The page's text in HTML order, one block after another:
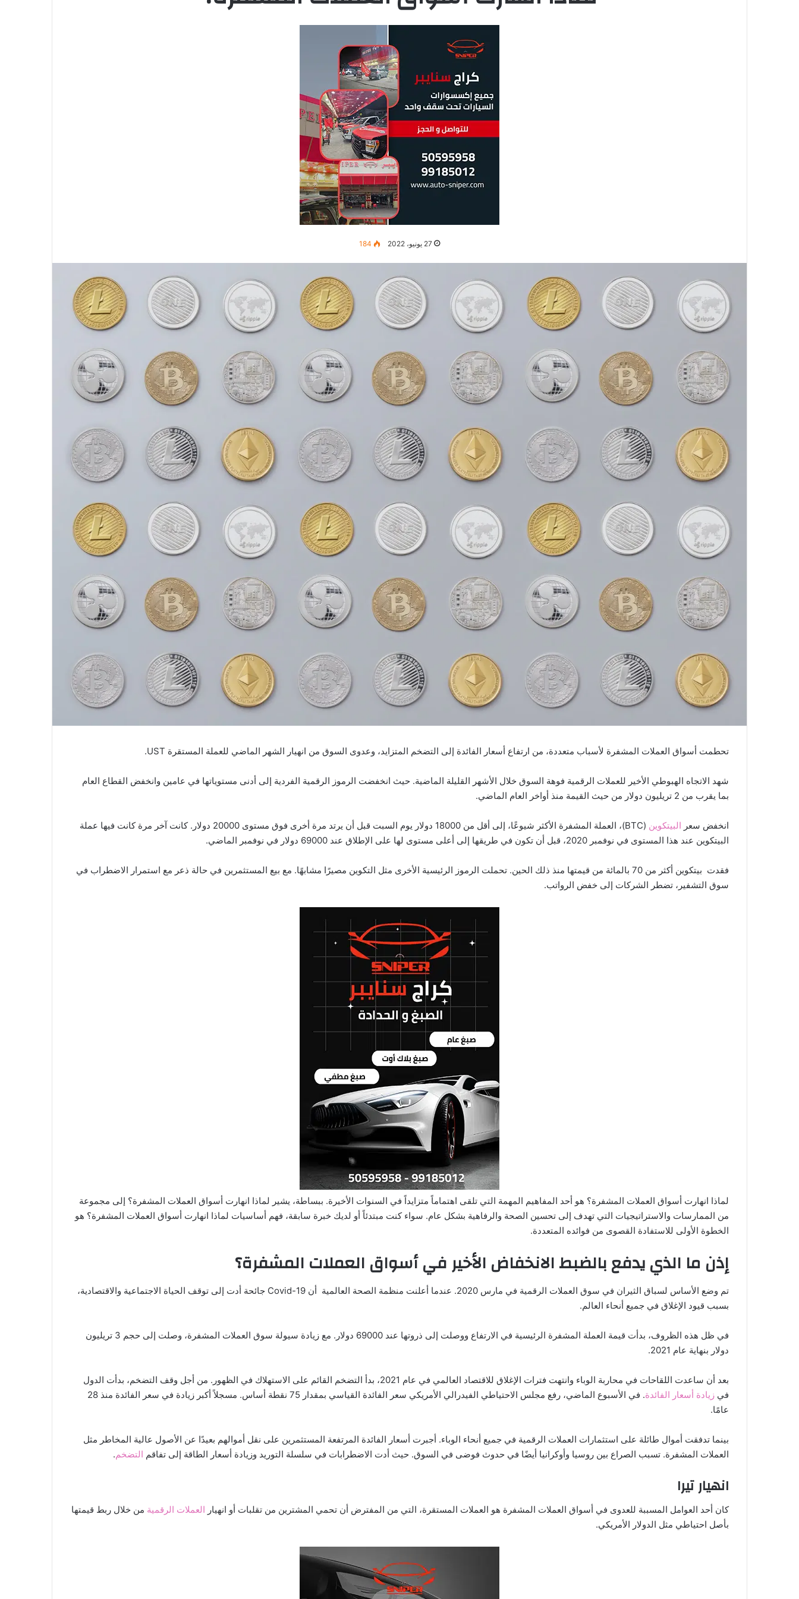
27 يونيو، 2022 184
تحطمت أسواق العملات المشفرة لأسباب متعددة، من ارتفاع أسعار الفائدة إلى التضخم المتزايد، وعدوى السوق من انهيار الشهر الماضي للعملة المستقرة UST.
شهد الاتجاه الهبوطي الأخير للعملات الرقمية فوهة السوق خلال الأشهر القليلة الماضية. حيث انخفضت الرموز الرقمية الفردية إلى أدنى مستوياتها في عامين وانخفض القطاع العام
بما يقرب من 2 تريليون دولار من حيث القيمة منذ أواخر العام الماضي.
انخفض سعر البيتكوين
(BTC)، العملة المشفرة الأكثر شيوعًا، إلى أقل من 18000 دولار يوم السبت قبل أن يرتد مرة أخرى فوق مستوى 20000 دولار. كانت آخر مرة كانت فيها عملة
البيتكوين عند هذا المستوى في نوفمبر 2020، قبل أن تكون في طريقها إلى أعلى مستوى لها على الإطلاق عند 69000 دولار في نوفمبر الماضي.
فقدت بيتكوين أكثر من 70 بالمائة من قيمتها منذ ذلك الحين. تحملت الرموز الرئيسية الأخرى مثل التكوين مصيرًا مشابهًا. مع بيع المستثمرين في حالة ذعر مع استمرار الاضطراب في
سوق التشفير، تضطر الشركات إلى خفض الرواتب.
لماذا انهارت أسواق العملات المشفرة؟ هو أحد المفاهيم المهمة التي تلقى اهتماماً متزايداً في السنوات الأخيرة. ببساطة، يشير لماذا انهارت أسواق العملات المشفرة؟ إلى مجموعة
من الممارسات والاستراتيجيات التي تهدف إلى تحسين الصحة والرفاهية بشكل عام. سواء كنت مبتدئاً أو لديك خبرة سابقة، فهم أساسيات لماذا انهارت أسواق العملات المشفرة؟ هو
الخطوة الأولى للاستفادة القصوى من فوائده المتعددة.
إذن ما الذي يدفع بالضبط الانخفاض الأخير في أسواق العملات المشفرة؟
تم وضع الأساس لسباق الثيران في سوق العملات الرقمية في مارس 2020. عندما أعلنت منظمة الصحة العالمية أن Covid-19 جائحة أدت إلى توقف الحياة الاجتماعية والاقتصادية،
بسبب قيود الإغلاق في جميع أنحاء العالم.
في ظل هذه الظروف، بدأت قيمة العملة المشفرة الرئيسية في الارتفاع ووصلت إلى ذروتها عند 69000 دولار. مع زيادة سيولة سوق العملات المشفرة، وصلت إلى حجم 3 تريليون
دولار بنهاية عام 2021.
بعد أن ساعدت اللقاحات في محاربة الوباء وانتهت فترات الإغلاق للاقتصاد العالمي في عام 2021، بدأ التضخم القائم على الاستهلاك في الظهور. من أجل وقف التضخم، بدأت الدول
في زيادة أسعار الفائدة
. في الأسبوع الماضي، رفع مجلس الاحتياطي الفيدرالي الأمريكي سعر الفائدة القياسي بمقدار 75 نقطة أساس. مسجلاً أكبر زيادة في سعر الفائدة منذ 28
عامًا.
بينما تدفقت أموال طائلة على استثمارات العملات الرقمية في جميع أنحاء الوباء. أجبرت أسعار الفائدة المرتفعة المستثمرين على نقل أموالهم بعيدًا عن الأصول عالية المخاطر مثل
العملات المشفرة. تسبب الصراع بين روسيا وأوكرانيا أيضًا في حدوث فوضى في السوق. حيث أدت الاضطرابات في سلسلة التوريد وزيادة أسعار الطاقة إلى تفاقم التضخم.
انهيار تيرا
كان أحد العوامل المسببة للعدوى في أسواق العملات المشفرة هو العملات المستقرة، التي من المفترض أن تحمي المشترين من تقلبات أو انهيار العملات الرقمية من خلال ربط قيمتها
بأصل احتياطي مثل الدولار الأمريكي.